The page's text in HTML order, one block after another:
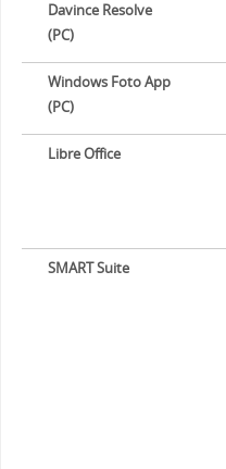
https://phet.colorado.edu/
Davince Resolve
(PC)
Windows Foto App
(PC)
Libre Office
SMART Suite